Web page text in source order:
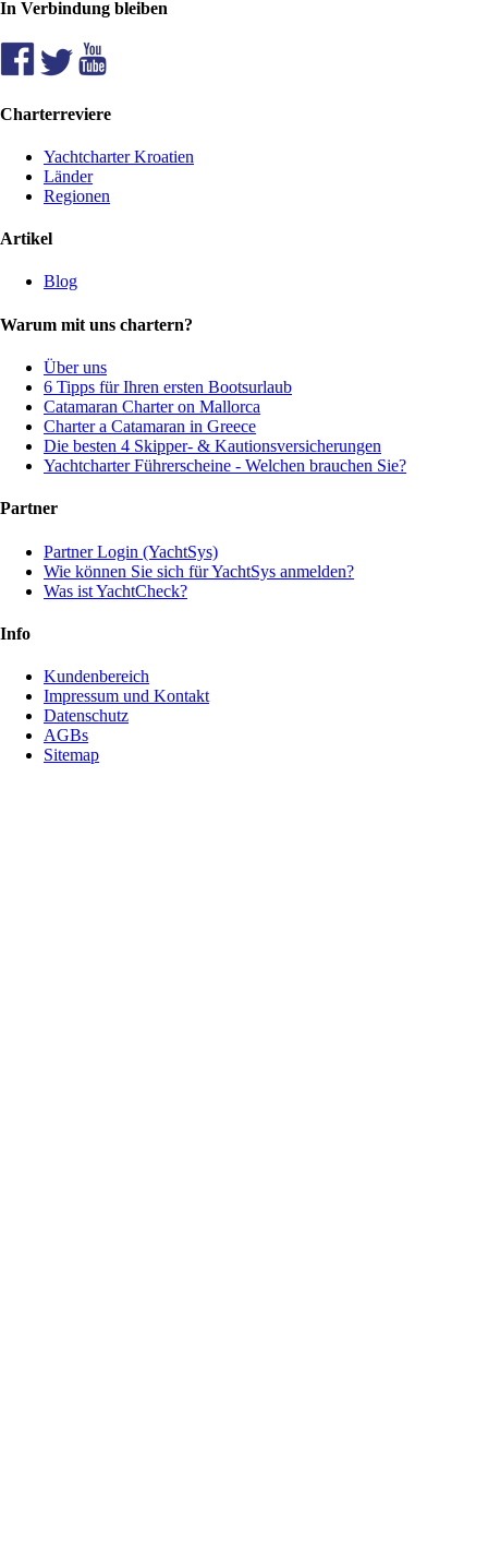
In Verbindung bleiben
Charterreviere
Yachtcharter Kroatien
Länder
Regionen
Artikel
Blog
Warum mit uns chartern?
Über uns
6 Tipps für Ihren ersten Bootsurlaub
Catamaran Charter on Mallorca
Charter a Catamaran in Greece
Die besten 4 Skipper- & Kautionsversicherungen
Yachtcharter Führerscheine - Welchen brauchen Sie?
Partner
Partner Login (YachtSys)
Wie können Sie sich für YachtSys anmelden?
Was ist YachtCheck?
Info
Kundenbereich
Impressum und Kontakt
Datenschutz
AGBs
Sitemap